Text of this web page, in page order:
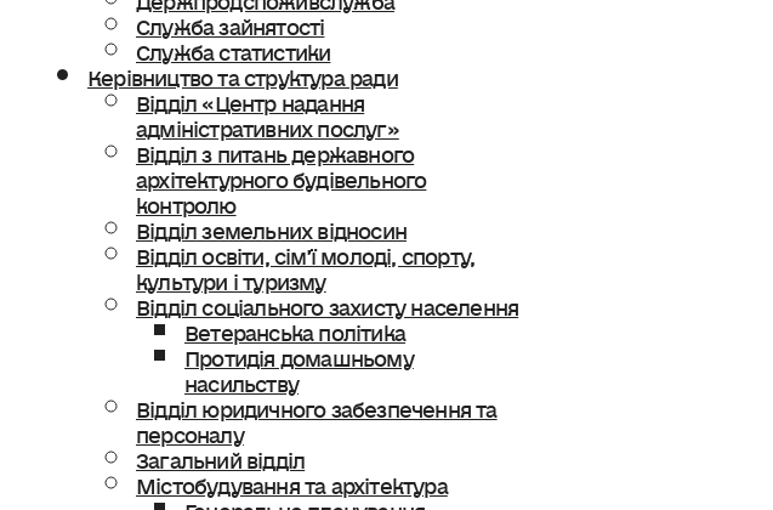
Служба зайнятості
Служба статистики
Керівництво та структура ради
Відділ «Центр надання
адміністративних послуг»
Відділ з питань державного
архітектурного будівельного
контролю
Відділ земельних відносин
Відділ освіти, сімʼї молоді, спорту,
культури і туризму
Відділ соціального захисту населення
Ветеранська політика
Протидія домашньому
насильству
Відділ юридичного забезпечення та
персоналу
Загальний відділ
Містобудування та архітектура